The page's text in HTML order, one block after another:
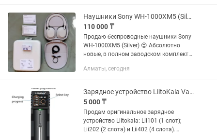
Наушники Sony WH-1000XM5 (Silver)
110 000 ₸
Продаю беспроводные наушники Sony
WH-1000XM5 (Silver) 😍 Абсолютно
новые, в полном заводском комплекте.
внешнем состоянии. Доставались из
Алматы, сегодня
Зарядное устройство LiitoKala Vari (зарядка)
5 000 ₸
Продам оригинальное зарядное
устройство Liitokala: Lii101 (1 слот);
Lii202 (2 слота) и Lii402 (4 слота).